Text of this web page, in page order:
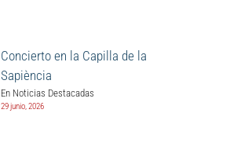
Concierto en la Capilla de la
Sapiència
En Noticias Destacadas
29 junio, 2026